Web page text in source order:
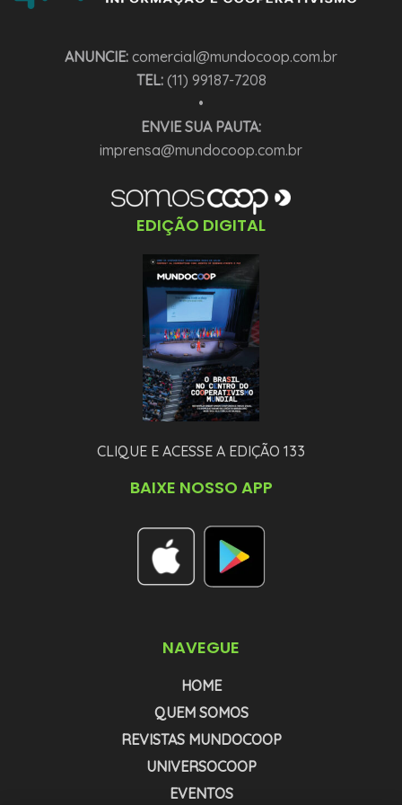
ANUNCIE: comercial@mundocoop.com.br
TEL:(11) 99187-7208
•
ENVIE SUA PAUTA:
imprensa@mundocoop.com.br
EDIÇÃO DIGITAL
CLIQUE E ACESSE A EDIÇÃO 133
BAIXE NOSSO APP
NAVEGUE
HOME
QUEM SOMOS
REVISTAS MUNDOCOOP
UNIVERSOCOOP
EVENTOS